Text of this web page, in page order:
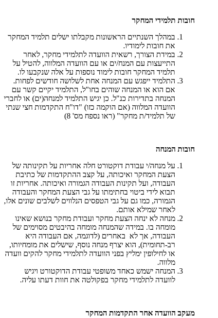
חובות תלמידי המחקר
במהלך השנתיים הראשונות מקבלתו ישלים תלמיד המחקר
את חובות לימודיו.
במידת הצורך, רשאית הוועדה לתלמידי מחקר, לאחר
התייעצות עם המנח/ים או עם הוועדה המלווה, להטיל על
תלמיד המחקר חובות לימוד נוספות על אלה שנקבעו לו.
התלמיד ייפגש עם המנחה אחת לשלושה חודשים לפחות.
אם הוא או המנחה שוהים בחו"ל, התלמיד יקיים קשר עם
המנחה בתדירות כנ"ל. כן יגיש התלמיד למנחה(ים) או לחברי
הוועדה המלווה (אם הוקמה כזו) "דו"ח התקדמות חצי שנתי
של תלמיד/ת מחקר" (ראו נספח מס' 8)
חובות המנחה
על מנחה/י עבודת דוקטורט חלה אחריות על תקינותה של
הצעת המחקר ואיכותה, על קצב ההתקדמות של כתיבת
העבודה, ועל תקינות העבודה הגמורה ואיכותה. אחריות זו
תבוא לידי ביטוי בחתימתו על גבי הצעת המחקר והעבודה
הגמורה, כמו גם על גבי הטפסים הנלווים לשלבים שונים אלו,
לאחר שמילא אותם.
מנחה לא ינחה הצעת מחקר ועבודת מחקר בנושא שאינו
מומחה בו. במידה שהמנחה מומחה בהיבטים מסוימים של
העבודה, אך לא באחרים (לדוגמה, אם העבודה היא
רב-תחומית), הוא יצרף מנחה נוסף, שישלים את מומחיותו,
או לחילופין ימליץ בפני הוועדה לתלמידי מחקר להקים וועדה
מלווה.
המנחה ישמש כאחד משופטי עבודת הדוקטורט ויגיש
לוועדה לתלמידי מחקר בפקולטה את חוות דעתו עליה.
מעקב הוועדה אחר התקדמות המחקר